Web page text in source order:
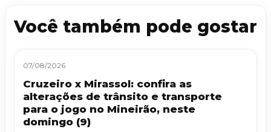
Você também pode gostar
07/08/2026
Cruzeiro x Mirassol: confira as
alterações de trânsito e transporte
para o jogo no Mineirão, neste
domingo (9)